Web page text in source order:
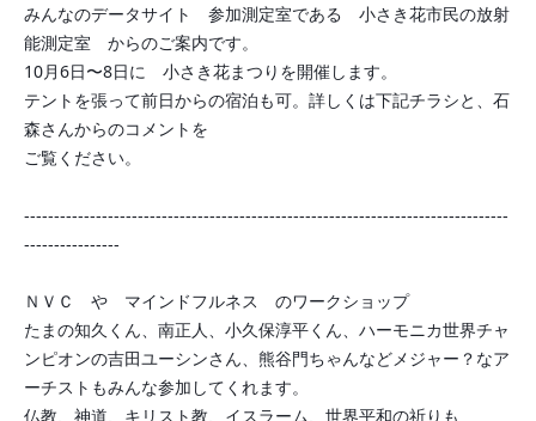
みんなのデータサイト 参加測定室である 小さき花市民の放射
能測定室 からのご案内です。
10月6日〜8日に 小さき花まつりを開催します。
テントを張って前日からの宿泊も可。詳しくは下記チラシと、石
森さんからのコメントを
ご覧ください。
---------------------------------------------------------------------------------
----------------
ＮＶＣ や マインドフルネス のワークショップ
たまの知久くん、南正人、小久保淳平くん、ハーモニカ世界チャ
ンピオンの吉田ユーシンさん、熊谷門ちゃんなどメジャー？なア
ーチストもみんな参加してくれます。
仏教、神道、キリスト教、イスラーム、世界平和の祈りも